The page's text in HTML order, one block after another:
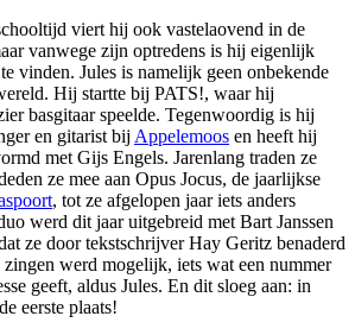
viert hij ook vastelaovend in de
vanwege zijn optredens is hij eigenlijk
vinden. Jules is namelijk geen onbekende
Hij startte bij PATS!, waar hij
basgitaar speelde. Tegenwoordig is hij
en gitarist bij Appelemoos en heeft hij
met Gijs Engels. Jarenlang traden ze
ze mee aan Opus Jocus, de jaarlijkse
, tot ze afgelopen jaar iets anders
werd dit jaar uitgebreid met Bart Janssen
ze door tekstschrijver Hay Geritz benaderd
werd mogelijk, iets wat een nummer
geeft, aldus Jules. En dit sloeg aan: in
eerste plaats!